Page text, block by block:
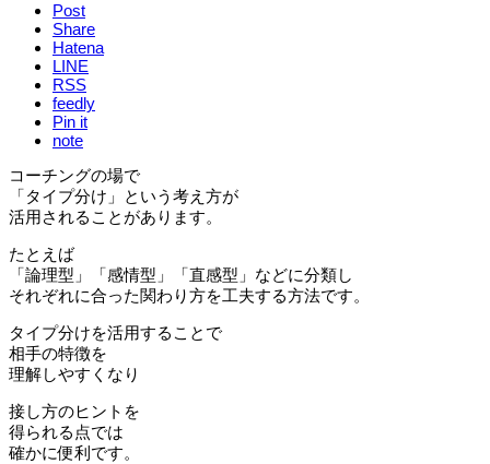
Post
Share
Hatena
LINE
RSS
feedly
Pin it
note
コーチングの場で
「タイプ分け」という考え方が
活用されることがあります。
たとえば
「論理型」「感情型」「直感型」などに分類し
それぞれに合った関わり方を工夫する方法です。
タイプ分けを活用することで
相手の特徴を
理解しやすくなり
接し方のヒントを
得られる点では
確かに便利です。